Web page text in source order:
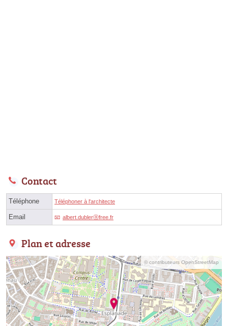
Contact
Téléphone Téléphoner à l'architecte
Email albert.dublerⓐfree.fr
Plan et adresse
© contributeurs OpenStreetMap